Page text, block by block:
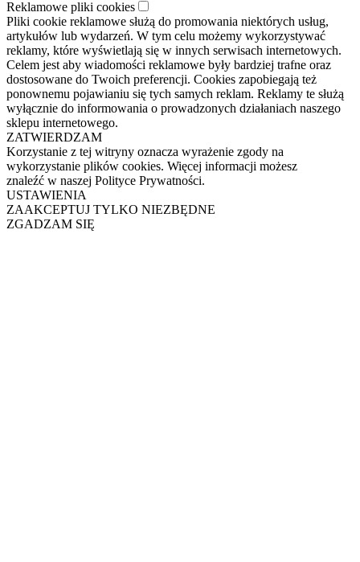
Reklamowe pliki cookies
Pliki cookie reklamowe służą do promowania niektórych usług,
artykułów lub wydarzeń. W tym celu możemy wykorzystywać
reklamy, które wyświetlają się w innych serwisach internetowych.
Celem jest aby wiadomości reklamowe były bardziej trafne oraz
dostosowane do Twoich preferencji. Cookies zapobiegają też
ponownemu pojawianiu się tych samych reklam. Reklamy te służą
wyłącznie do informowania o prowadzonych działaniach naszego
sklepu internetowego.
ZATWIERDZAM
Korzystanie z tej witryny oznacza wyrażenie zgody na
wykorzystanie plików cookies. Więcej informacji możesz
znaleźć w naszej Polityce Prywatności.
USTAWIENIA
ZAAKCEPTUJ TYLKO NIEZBĘDNE
ZGADZAM SIĘ